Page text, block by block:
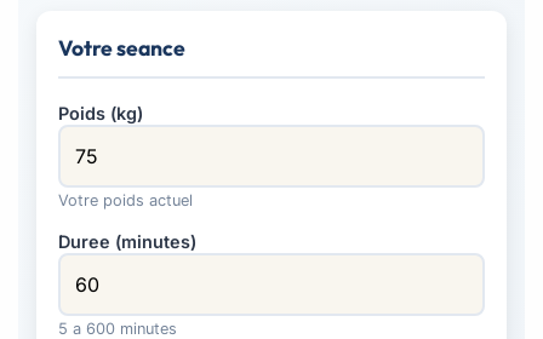
Votre seance
Poids (kg)
Votre poids actuel
Duree (minutes)
5 a 600 minutes